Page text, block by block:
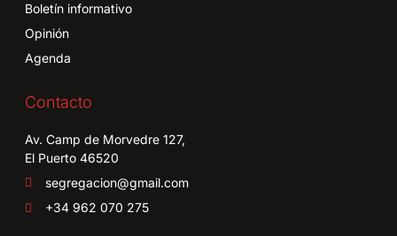
Boletín informativo
Opinión
Agenda
Contacto
Av. Camp de Morvedre 127,
El Puerto 46520
segregacion@gmail.com
+34 962 070 275